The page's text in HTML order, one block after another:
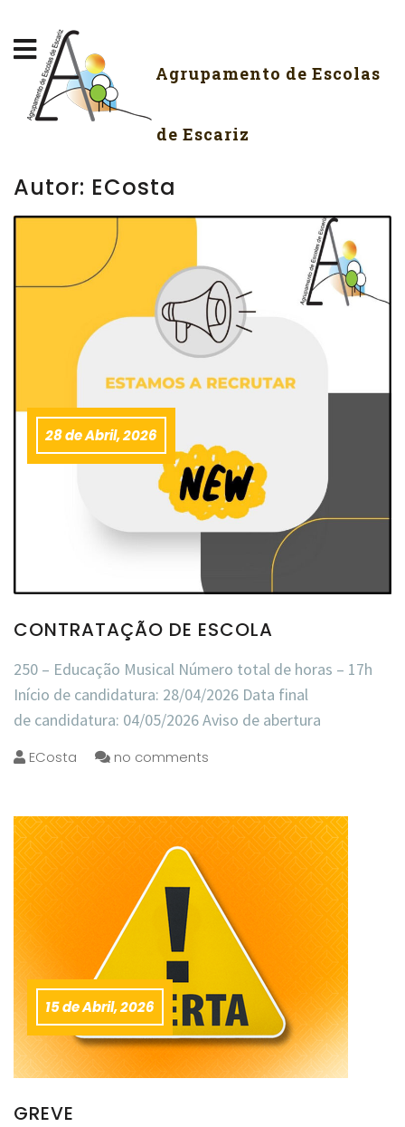
Agrupamento de Escolas
de Escariz
Autor: ECosta
28 de Abril, 2026
CONTRATAÇÃO DE ESCOLA
250 – Educação Musical Número total de horas – 17h
Início de candidatura: 28/04/2026 Data final
de candidatura: 04/05/2026 Aviso de abertura
ECosta no comments
15 de Abril, 2026
GREVE